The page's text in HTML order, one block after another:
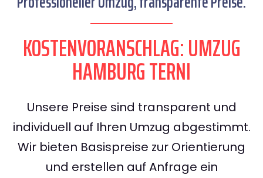
KOSTENVORANSCHLAG: UMZUG
HAMBURG TERNI
Unsere Preise sind transparent und
individuell auf Ihren Umzug abgestimmt.
Wir bieten Basispreise zur Orientierung
und erstellen auf Anfrage ein